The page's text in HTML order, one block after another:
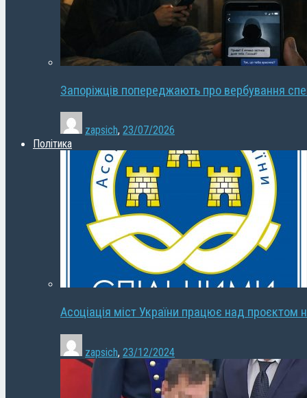
Запоріжців попереджають про вербування
zapsich, 23/07/2026
Політика
Асоціація міст України працює над проєктом
zapsich, 23/12/2024